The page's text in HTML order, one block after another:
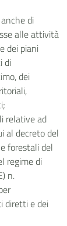
di
alle attività
dei piani
di
dei
relative ad
al decreto del
forestali del
regime di
n.
diretti e dei